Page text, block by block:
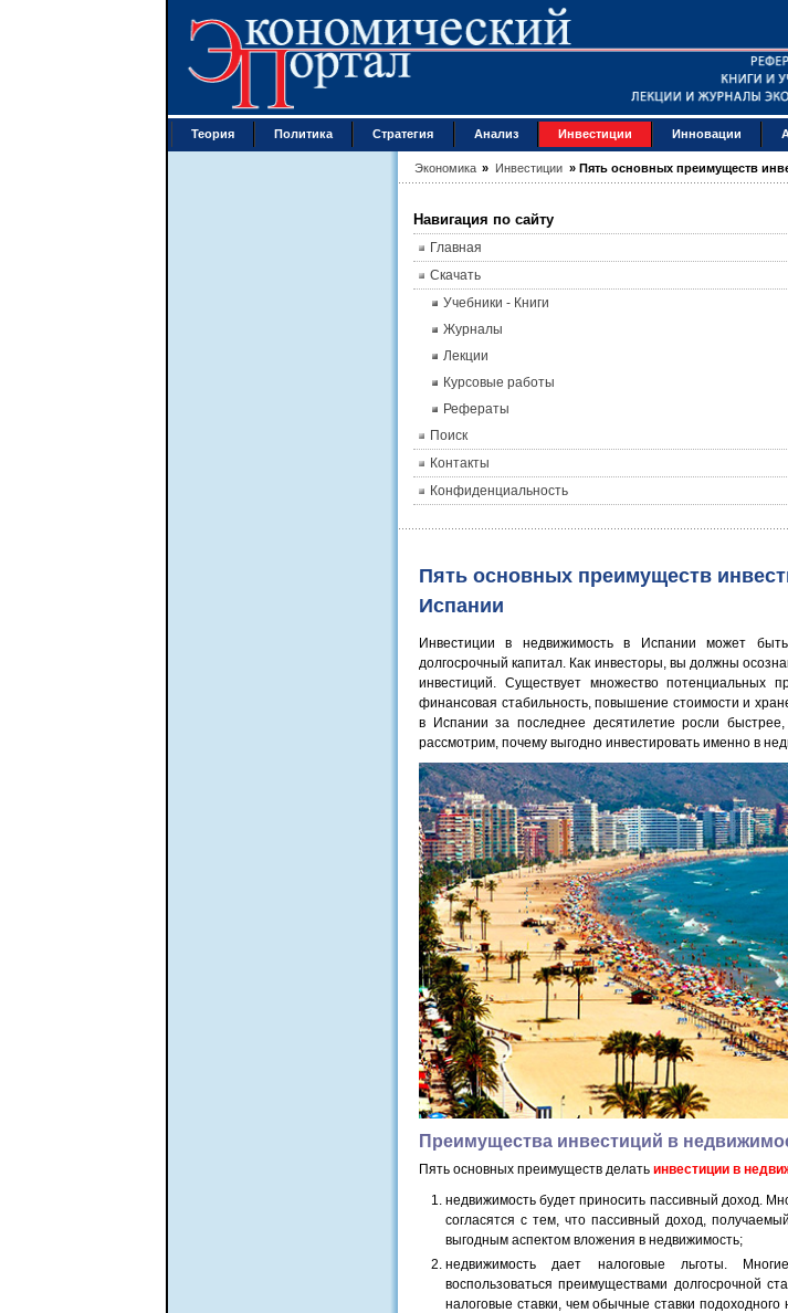
Теория Политика Стратегия Анализ Инвестиции Инновации
Экономика » Инвестиции » Пять основных преимуществ
Навигация по сайту
Главная
Скачать
Учебники - Книги
Журналы
Лекции
Курсовые работы
Рефераты
Поиск
Контакты
Конфиденциальность
Пять основных преимуществ
Испании
Инвестиции в недвижимость в Испании может
долгосрочный капитал. Как инвесторы, вы должны
инвестиций. Существует множество потенциальных
финансовая стабильность, повышение стоимости и
в Испании за последнее десятилетие росли
рассмотрим, почему выгодно инвестировать именно в
Преимущества инвестиций в
Пять основных преимуществ делать инвестиции в
недвижимость будет приносить пассивный доход.
согласятся с тем, что пассивный доход,
выгодным аспектом вложения в недвижимость;
недвижимость дает налоговые льготы.
воспользоваться преимуществами долгосрочной
налоговые ставки, чем обычные ставки